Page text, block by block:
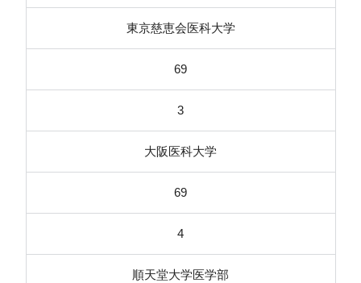
東京慈恵会医科大学
69
3
大阪医科大学
69
4
順天堂大学医学部